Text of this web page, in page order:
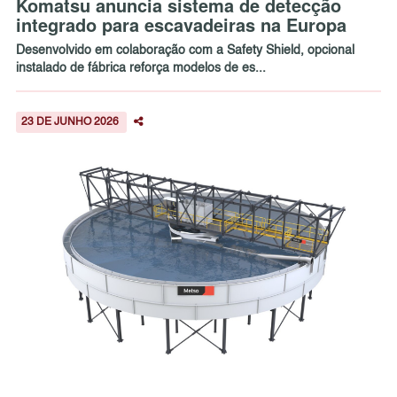
integrado para escavadeiras na Europa
Desenvolvido em colaboração com a Safety Shield, opcional
instalado de fábrica reforça modelos de es...
23 DE JUNHO 2026